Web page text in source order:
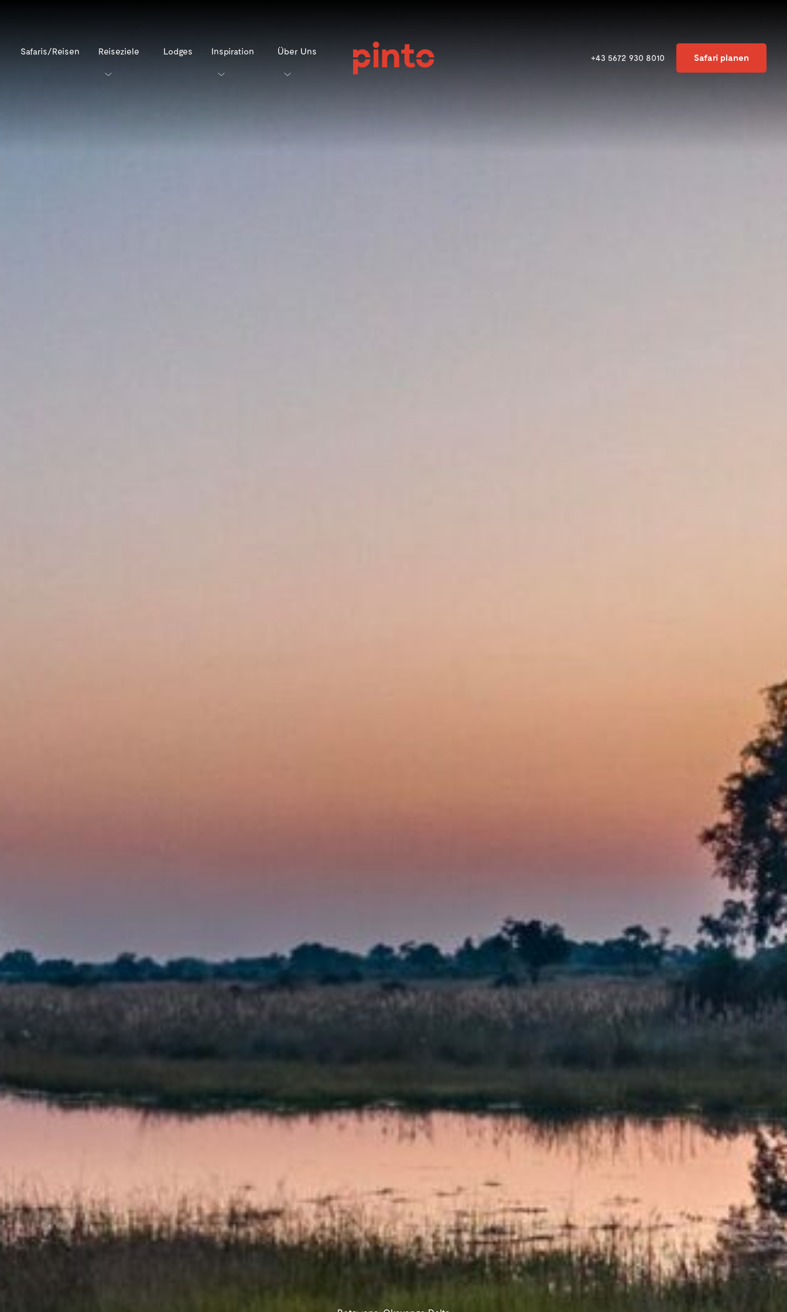
Safaris/Reisen Reiseziele Lodges Inspiration Über Uns
+43 5672 930 8010 Safari planen